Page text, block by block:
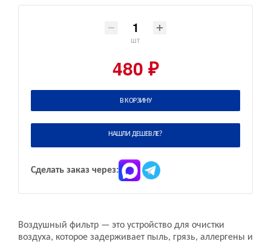
шт
480 ₽
В КОРЗИНУ
НАШЛИ ДЕШЕВЛЕ?
Сделать заказ через:
Воздушный фильтр — это устройство для очистки
воздуха, которое задерживает пыль, грязь, аллергены и